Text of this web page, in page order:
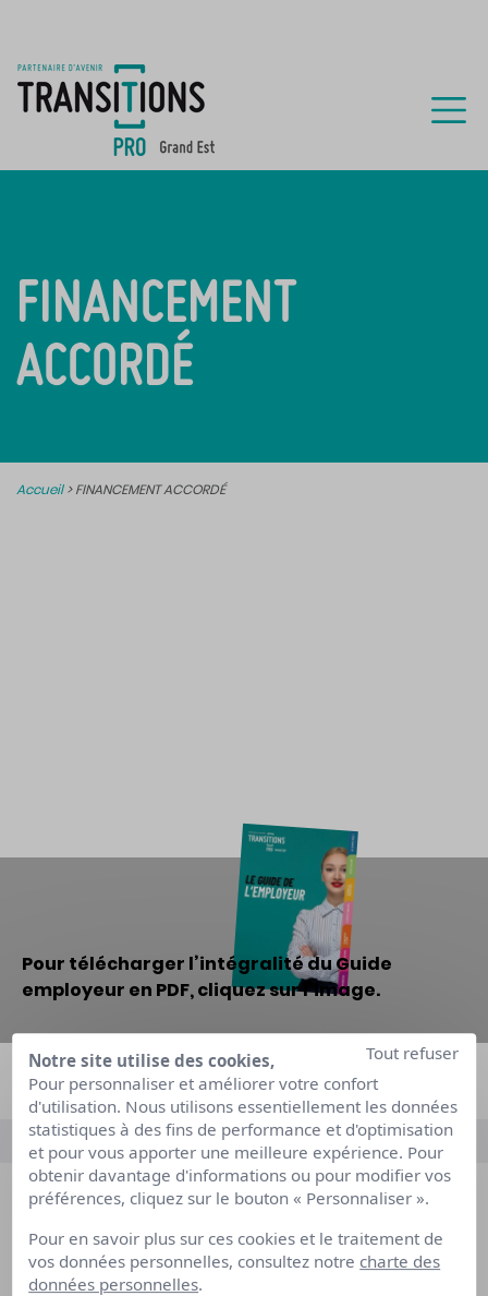
FINANCEMENT
ACCORDÉ
Accueil>FINANCEMENT ACCORDÉ
Pour télécharger l’intégralité du Guide
employeur en PDF, cliquez sur l’image.
Notre expertise
Notre site utilise des cookies,
Pour personnaliser et améliorer votre confort
d'utilisation. Nous utilisons essentiellement les données
statistiques à des fins de performance et d'optimisation
et pour vous apporter une meilleure expérience. Pour
obtenir davantage d'informations ou pour modifier vos
préférences, cliquez sur le bouton « Personnaliser ».
Pour en savoir plus sur ces cookies et le traitement de
vos données personnelles, consultez notre charte des
données personnelles.
Tout refuser